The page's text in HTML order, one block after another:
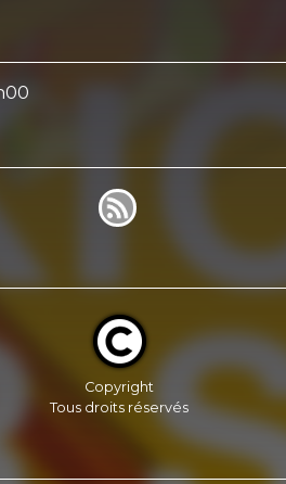
Copyright
Tous droits réservés